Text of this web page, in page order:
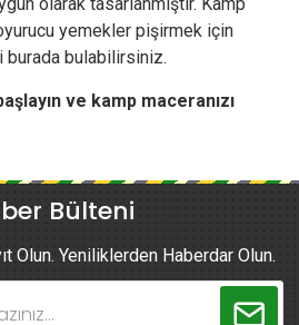
yemekler pişirmek için
burada bulabilirsiniz.
ve kamp maceranızı
Bülteni
Olun. Yeniliklerden Haberdar Olun.